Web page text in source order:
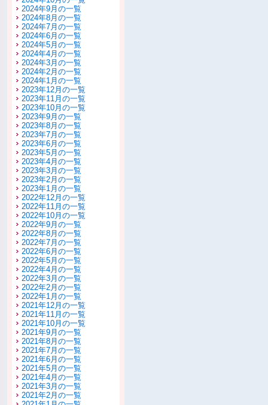
2024年9月の一覧
2024年8月の一覧
2024年7月の一覧
2024年6月の一覧
2024年5月の一覧
2024年4月の一覧
2024年3月の一覧
2024年2月の一覧
2024年1月の一覧
2023年12月の一覧
2023年11月の一覧
2023年10月の一覧
2023年9月の一覧
2023年8月の一覧
2023年7月の一覧
2023年6月の一覧
2023年5月の一覧
2023年4月の一覧
2023年3月の一覧
2023年2月の一覧
2023年1月の一覧
2022年12月の一覧
2022年11月の一覧
2022年10月の一覧
2022年9月の一覧
2022年8月の一覧
2022年7月の一覧
2022年6月の一覧
2022年5月の一覧
2022年4月の一覧
2022年3月の一覧
2022年2月の一覧
2022年1月の一覧
2021年12月の一覧
2021年11月の一覧
2021年10月の一覧
2021年9月の一覧
2021年8月の一覧
2021年7月の一覧
2021年6月の一覧
2021年5月の一覧
2021年4月の一覧
2021年3月の一覧
2021年2月の一覧